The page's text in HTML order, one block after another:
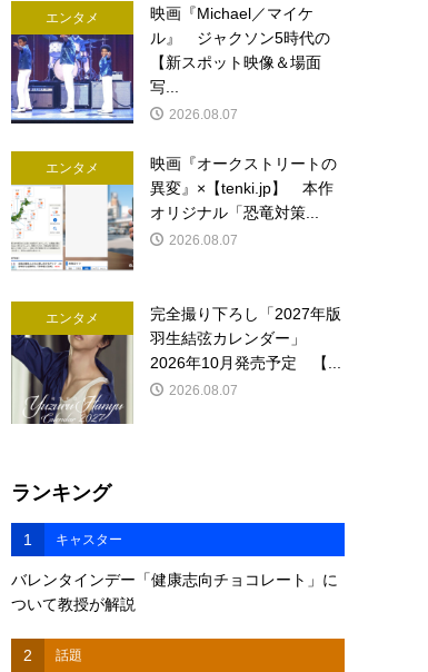
エンタメ
映画『Michael／マイケ
ル』 ジャクソン5時代の
【新スポット映像＆場面
写...
2026.08.07
エンタメ
映画『オークストリートの
異変』×【tenki.jp】 本作
オリジナル「恐竜対策...
2026.08.07
エンタメ
完全撮り下ろし「2027年版
羽生結弦カレンダー」
2026年10月発売予定 【...
2026.08.07
ランキング
1 キャスター
バレンタインデー「健康志向チョコレート」に
ついて教授が解説
2 話題